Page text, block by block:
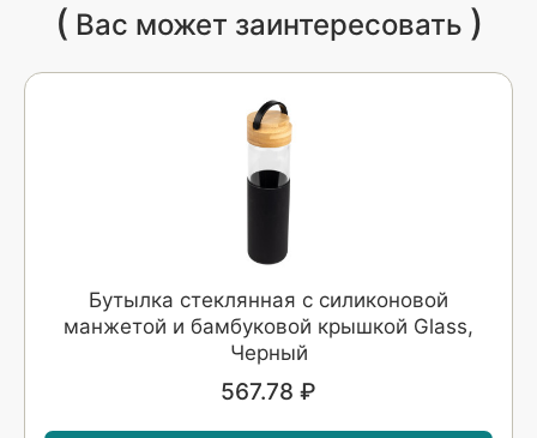
( Вас может заинтересовать )
Бутылка стеклянная с силиконовой
манжетой и бамбуковой крышкой Glass,
Черный
567.78 ₽